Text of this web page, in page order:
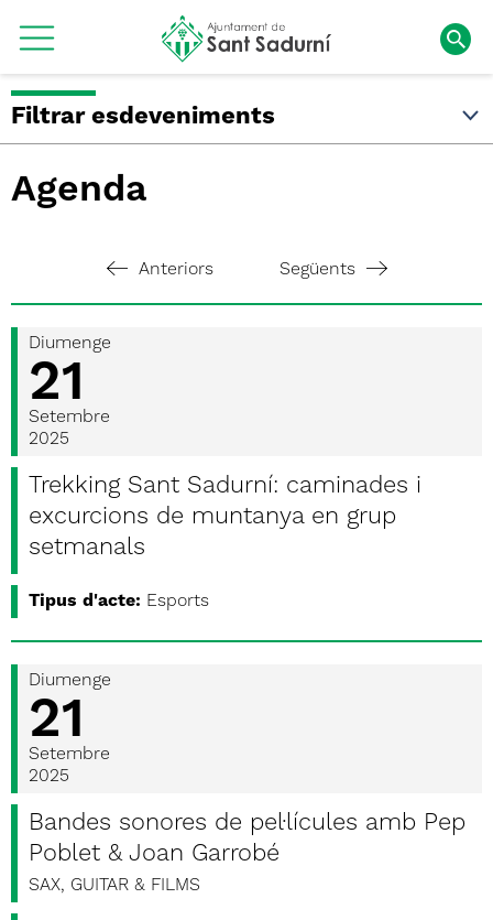
Filtrar esdeveniments
Agenda
Anteriors Següents
Diumenge
21
Setembre
2025
Trekking Sant Sadurní: caminades i
excurcions de muntanya en grup
setmanals
Tipus d'acte: Esports
Diumenge
21
Setembre
2025
Bandes sonores de pel·lícules amb Pep
Poblet & Joan Garrobé
SAX, GUITAR & FILMS